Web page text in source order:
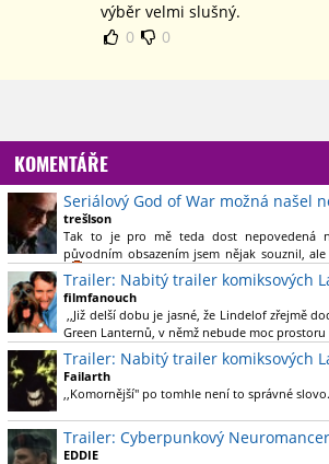
výběr velmi slušný.
0
0
KOMENTÁŘE
Seriálový God of War možná našel
trešlson
Tak to je pro mě teda dost nepovedená
původním obsazením jsem nějak souznil,
Trailer: Nabitý trailer komiksových
filmfanouch
,,Již delší dobu je jasné, že Lindelof zřejmě
Green Lanternů, v němž nebude moc
více se ovšem bude moci nová adaptace
Green Lanterna s Ryanem
nesrozumitelného?
Trailer: Nabitý trailer komiksových
Failarth
,,Komornější" po tomhle není to správné
Nebál bych se říct, že to vypadá skvěle jak po
tak i formou.
Trailer: Cyberpunkový Neuromancer
EDDIE